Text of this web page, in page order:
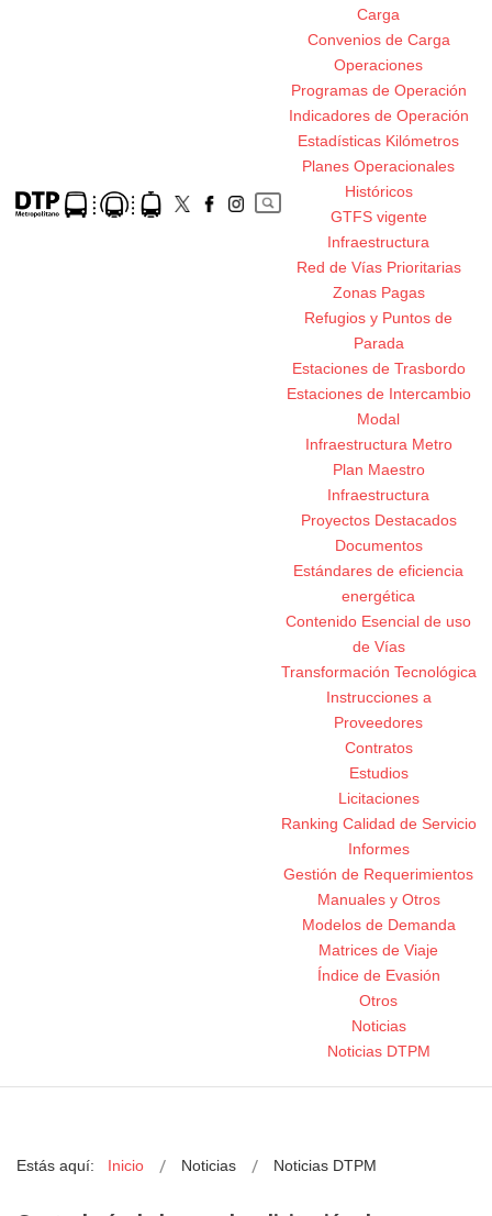
Carga
Convenios de Carga
Operaciones
Programas de Operación
Indicadores de Operación
Estadísticas Kilómetros
Planes Operacionales
Históricos
GTFS vigente
Infraestructura
Red de Vías Prioritarias
Zonas Pagas
Refugios y Puntos de
Parada
Estaciones de Trasbordo
Estaciones de Intercambio
Modal
Infraestructura Metro
Plan Maestro
Infraestructura
Proyectos Destacados
Documentos
Estándares de eficiencia
energética
Contenido Esencial de uso
de Vías
Transformación Tecnológica
Instrucciones a
Proveedores
Contratos
Estudios
Licitaciones
Ranking Calidad de Servicio
Informes
Gestión de Requerimientos
Manuales y Otros
Modelos de Demanda
Matrices de Viaje
Índice de Evasión
Otros
Noticias
Noticias DTPM
Estás aquí: Inicio Noticias Noticias DTPM